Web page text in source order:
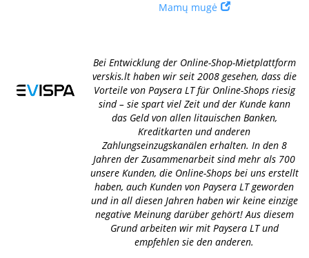
Mamų mugė
Bei Entwicklung der Online-Shop-Mietplattform
verskis.lt haben wir seit 2008 gesehen, dass die
Vorteile von Paysera LT für Online-Shops riesig
sind – sie spart viel Zeit und der Kunde kann
das Geld von allen litauischen Banken,
Kreditkarten und anderen
Zahlungseinzugskanälen erhalten. In den 8
Jahren der Zusammenarbeit sind mehr als 700
unsere Kunden, die Online-Shops bei uns erstellt
haben, auch Kunden von Paysera LT geworden
und in all diesen Jahren haben wir keine einzige
negative Meinung darüber gehört! Aus diesem
Grund arbeiten wir mit Paysera LT und
empfehlen sie den anderen.